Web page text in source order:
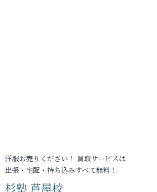
洋服お売りください！ 買取サービスは
出張・宅配・持ち込みすべて無料！
杉塾 芦屋校